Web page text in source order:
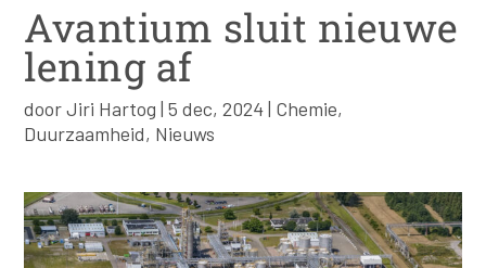
Avantium sluit nieuwe
lening af
doorJiri Hartog |5 dec, 2024| Chemie,
Duurzaamheid, Nieuws